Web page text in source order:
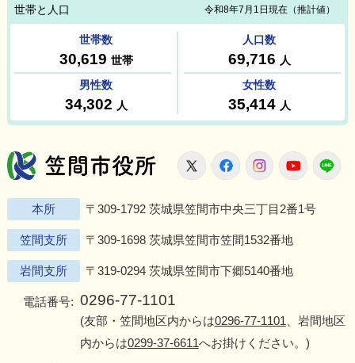
笠間市役所
X FacebookInstagram
本所 〒309-1792 茨城県笠間市中央三丁目2番1号
笠間支所 〒309-1698 茨城県笠間市笠間1532番地
岩間支所 〒319-0294 茨城県笠間市下郷5140番地
電話番号: 0296-77-1101
(友部・笠間地区内からは0296-77-1101 、岩間地区
内からは0299-37-6611へお掛けください。)